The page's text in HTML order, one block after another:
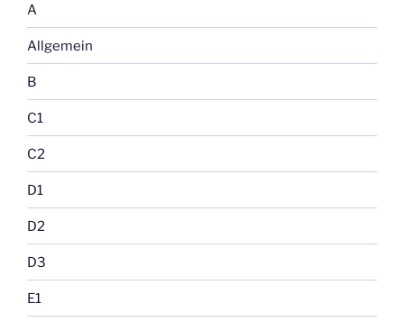
A
Allgemein
B
C1
C2
D1
D2
D3
E1